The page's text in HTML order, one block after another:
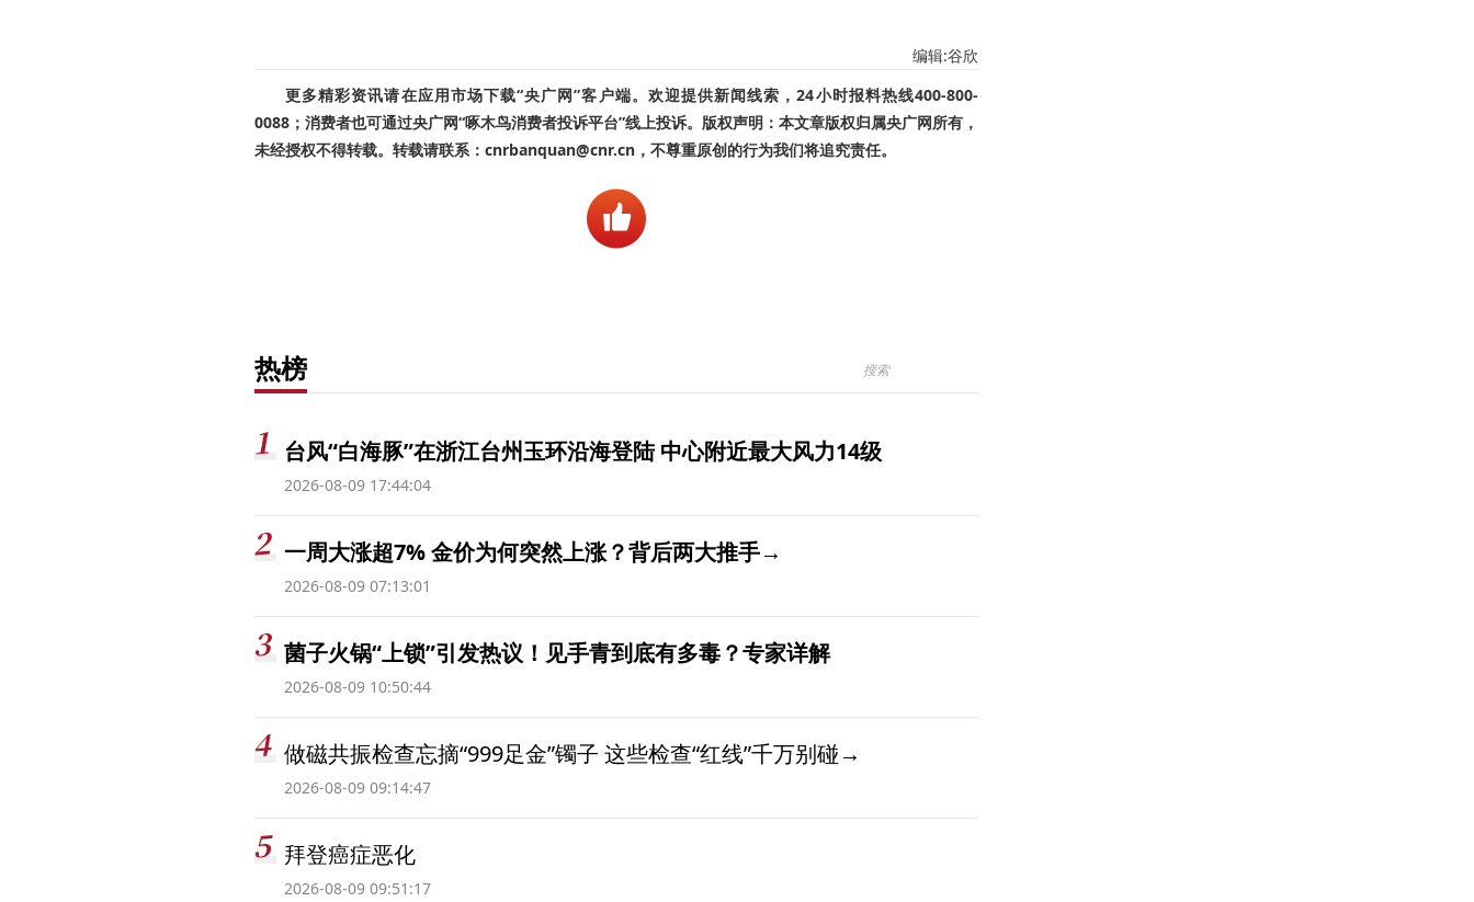
编辑:谷欣
更多精彩资讯请在应用市场下载“央广网”客户端。欢迎提供新闻线索，24小时报料热线400-800-
0088；消费者也可通过央广网“啄木鸟消费者投诉平台”线上投诉。版权声明：本文章版权归属央广网所有，
未经授权不得转载。转载请联系：cnrbanquan@cnr.cn，不尊重原创的行为我们将追究责任。
热榜
台风“白海豚”在浙江台州玉环沿海登陆 中心附近最大风力14级
2026-08-09 17:44:04
一周大涨超7% 金价为何突然上涨？背后两大推手→
2026-08-09 07:13:01
菌子火锅“上锁”引发热议！见手青到底有多毒？专家详解
2026-08-09 10:50:44
做磁共振检查忘摘“999足金”镯子 这些检查“红线”千万别碰→
2026-08-09 09:14:47
拜登癌症恶化
2026-08-09 09:51:17